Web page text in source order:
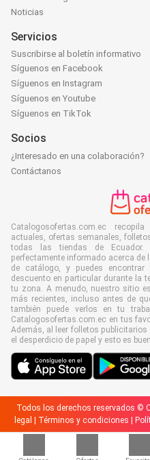
Noticias
Servicios
Suscribirse al boletín informativo
Síguenos en Facebook
Síguenos en Instagram
Síguenos en Youtube
Síguenos en TikTok
Socios
¿Interesado en una colaboración?
Contáctanos
Catalogosofertas.com.ec
actuales, ofertas semanales,
todas las tiendas de Ecuador.
perfectamente informado acerca
de catálogo, y puedes
descuento en particular durante la
tu zona. A menudo, nuestro sitio
más recientes, incluso antes de
también puede verlos en tu
Catalogosofertas.com.ec en tus
Además, al leer folletos
el desperdicio de papel y esto es
Todos los derechos reservados ©
legal
Términos y condiciones